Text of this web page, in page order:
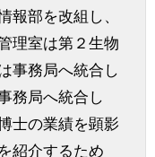
部を改組し、
理室は第２生物
事務局へ統合し
務局へ統合し
士の業績を顕影
紹介するため